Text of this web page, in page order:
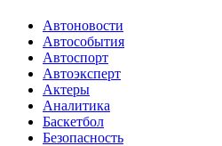
Автоновости
Автособытия
Автоспорт
Автоэксперт
Актеры
Аналитика
Баскетбол
Безопасность